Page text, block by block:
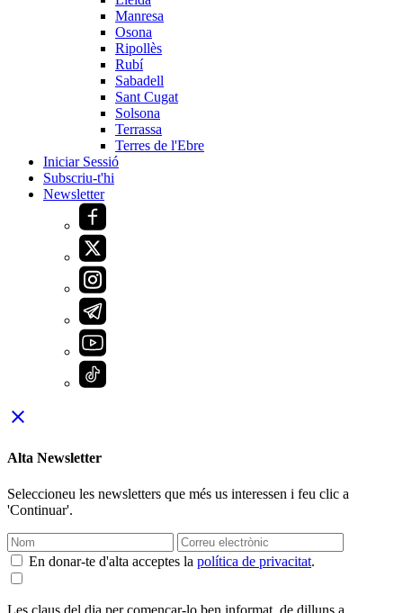
Manresa
Osona
Ripollès
Rubí
Sabadell
Sant Cugat
Solsona
Terrassa
Terres de l'Ebre
Iniciar Sessió
Subscriu-t'hi
Newsletter
close
Alta Newsletter
Seleccioneu les newsletters que més us interessen i feu clic a
'Continuar'.
En donar-te d'alta acceptes la política de privacitat.
Les claus del dia per començar-lo ben informat, de dilluns a